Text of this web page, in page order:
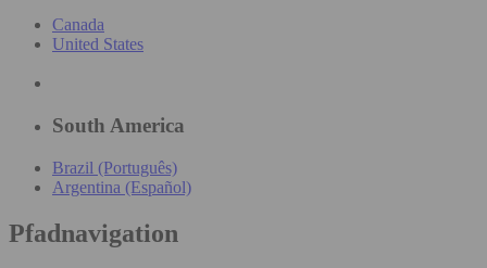
Canada
United States
South America
Brazil (Português)
Argentina (Español)
Pfadnavigation